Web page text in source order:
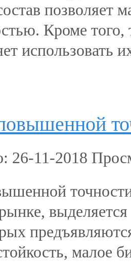
позволяет
Кроме
использовать
26-11-2018
малое